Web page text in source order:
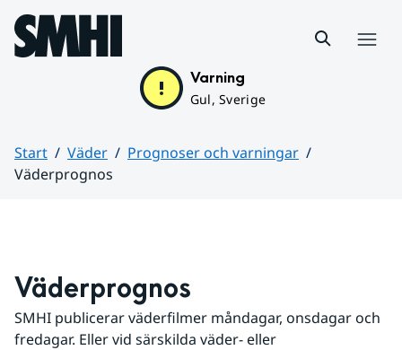
Hoppa till sidans innehåll
Varning
Gul, Sverige
Start Väder
Prognoser och varningar
Väderprognos
Väderprognos
SMHI publicerar väderfilmer måndagar, onsdagar och
fredagar. Eller vid särskilda väder- eller